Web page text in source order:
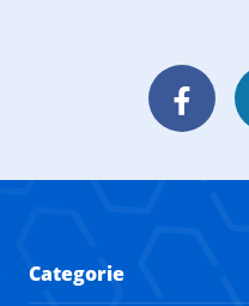
Categorie